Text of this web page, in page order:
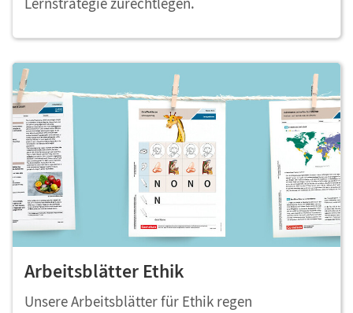
Arbeitsblätter Ethik
Unsere Arbeitsblätter für Ethik regen